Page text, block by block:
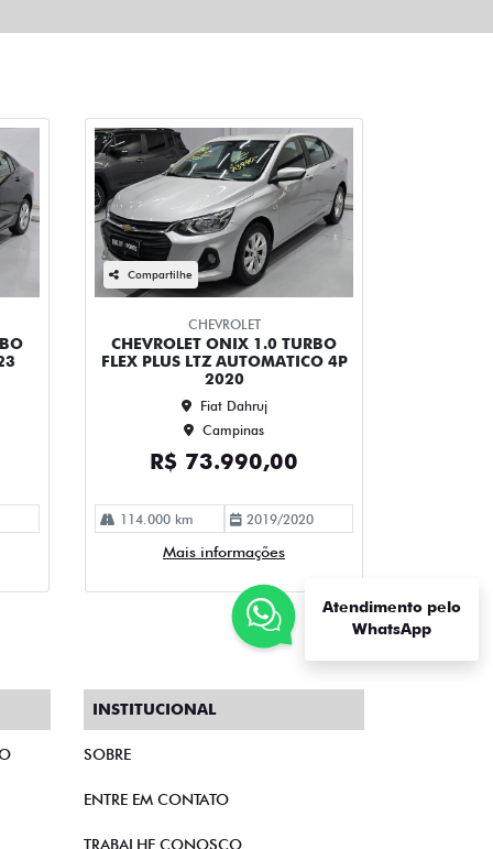
Atendimento pelo
WhatsApp
INSTITUCIONAL
SOBRE
ENTRE EM CONTATO
TRABALHE CONOSCO